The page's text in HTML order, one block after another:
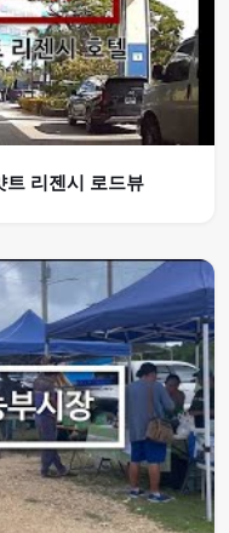
리젠시 로드뷰